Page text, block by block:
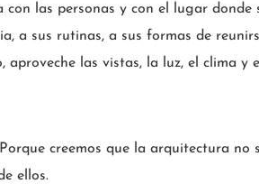
las personas y con el lugar donde
a sus rutinas, a sus formas de
las vistas, la luz, el clima y
creemos que la arquitectura no
ellos.